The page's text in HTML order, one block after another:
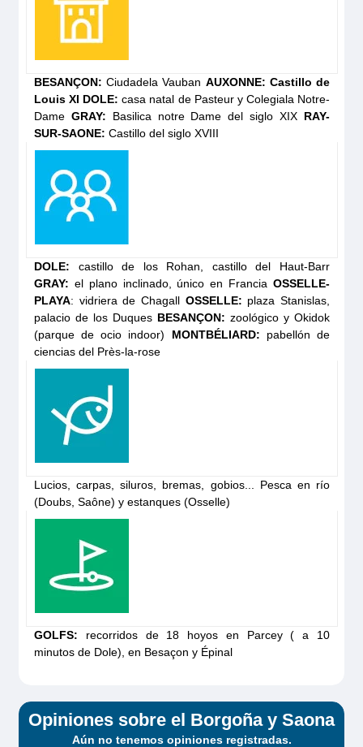
Grand
Classique
Solicita tu
Elegance
Descubre el barco
Solicita tu
presupuesto
BESANÇON: Ciudadela Vauban AUXONNE: Castillo de
Louis XI DOLE: casa natal de Pasteur y Colegiala Notre-
Dame GRAY: Basilica notre Dame del siglo XIX RAY-
SUR-SAONE: Castillo del siglo XVIII
DOLE: castillo de los Rohan, castillo del Haut-Barr
GRAY: el plano inclinado, único en Francia OSSELLE-
PLAYA: vidriera de Chagall OSSELLE: plaza Stanislas,
palacio de los Duques BESANÇON: zoológico y Okidok
(parque de ocio indoor) MONTBÉLIARD: pabellón de
ciencias del Près-la-rose
Lucios, carpas, siluros, bremas, gobios... Pesca en río
(Doubs, Saône) y estanques (Osselle)
GOLFS: recorridos de 18 hoyos en Parcey ( a 10
minutos de Dole), en Besaçon y Épinal
Opiniones sobre el Borgoña y Saona
Aún no tenemos opiniones registradas.